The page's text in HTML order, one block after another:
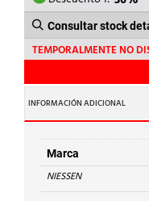
Consultar stock
TEMPORALMENTE NO
INFORMACIÓN ADICIONAL
Marca
NIESSEN